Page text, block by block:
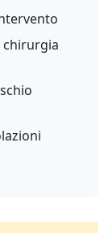
chirurgia